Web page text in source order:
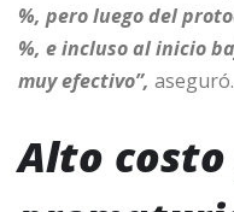
%, pero luego del
%, e incluso al inicio
muy efectivo”, aseguró.
Alto